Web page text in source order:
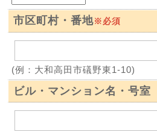
市区町村・番地※必須
(例：大和高田市礒野東1-10)
ビル・マンション名・号室